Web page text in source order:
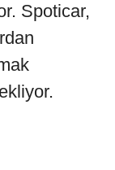
Spoticar,